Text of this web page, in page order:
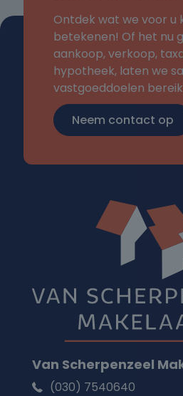
Ontdek wat we voor u
betekenen! Of het nu
aankoop, verkoop,
hypotheek, laten we
vastgoeddoelen
Neem contact op
Van Scherpenzeel
(030) 7540640